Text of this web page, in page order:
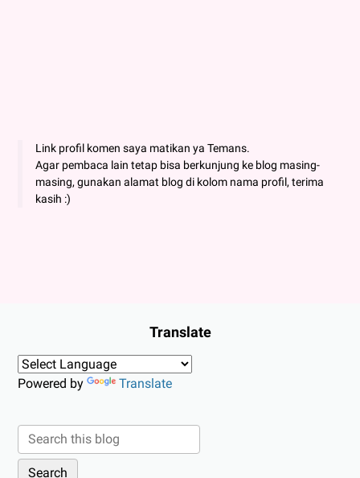
Link profil komen saya matikan ya Temans.
Agar pembaca lain tetap bisa berkunjung ke blog masing-
masing, gunakan alamat blog di kolom nama profil, terima
kasih :)
Translate
Powered by Translate